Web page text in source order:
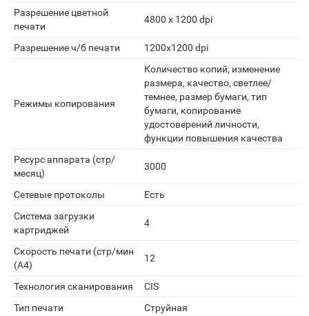
Разрешение цветной
печати
4800 x 1200 dpi
Разрешение ч/б печати 1200x1200 dpi
Режимы копирования
Количество копий, изменение
размера, качество, светлее/
темнее, размер бумаги, тип
бумаги, копирование
удостоверений личности,
функции повышения качества
Ресурс аппарата (стр/
месяц)
3000
Сетевые протоколы
Есть
Система загрузки
картриджей
4
Скорость печати (стр/мин
(A4)
12
Технология сканирования
CIS
Тип печати
Струйная